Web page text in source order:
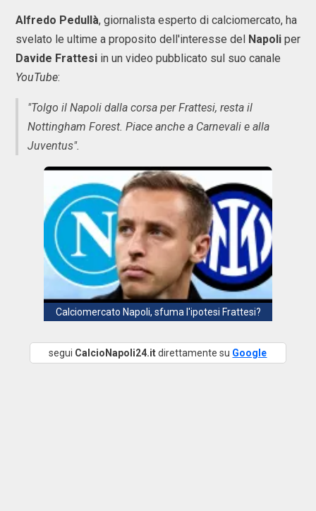
Alfredo Pedullà, giornalista esperto di calciomercato, ha
svelato le ultime a proposito dell'interesse del
Napoli per
Davide Frattesi in un video pubblicato sul suo canale
YouTube:
"Tolgo il Napoli dalla corsa per Frattesi, resta il
Nottingham Forest. Piace anche a Carnevali e alla
Juventus".
Calciomercato Napoli, sfuma l'ipotesi Frattesi?
segui CalcioNapoli24.itdirettamente su Google